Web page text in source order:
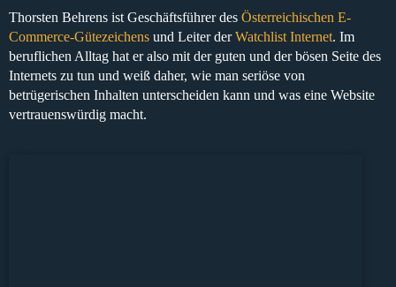
Thorsten Behrens ist Geschäftsführer des Österreichischen E-
Commerce-Gütezeichens und Leiter derWatchlist Internet. Im
beruflichen Alltag hat er also mit der guten und der bösen Seite des
Internets zu tun und weiß daher, wie man seriöse von
betrügerischen Inhalten unterscheiden kann und was eine Website
vertrauenswürdig macht.